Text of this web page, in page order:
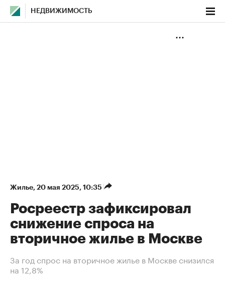
НЕДВИЖИМОСТЬ
Жилье⁠, 20 мая 2025, 10:35
Росреестр зафиксировал
снижение спроса на
вторичное жилье в Москве
За год спрос на вторичное жилье в Москве снизился
на 12,8%